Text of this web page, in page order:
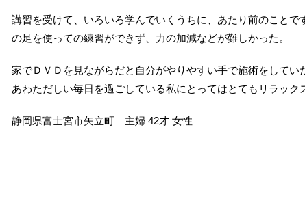
講習を受けて、いろいろ学んでいくうちに、あたり前のこと
の足を使っての練習ができず、力の加減などが難しかった。
家でＤＶＤを見ながらだと自分がやりやすい手で施術をして
あわただしい毎日を過ごしている私にとってはとてもリラック
静岡県富士宮市矢立町 主婦 42才 女性